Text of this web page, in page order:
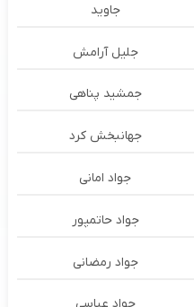
جاوید
جلیل آرامش
جمشید پناهی
جهانبخش کرد
جواد امانی
جواد حاتمپور
جواد رمضانی